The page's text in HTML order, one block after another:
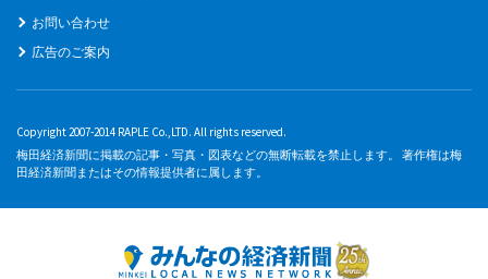
お問い合わせ
広告のご案内
Copyright 2007-2014 RAPLE Co.,LTD. All rights reserved.
梅田経済新聞に掲載の記事・写真・図表などの無断転載を禁止します。 著作権は梅
田経済新聞またはその情報提供者に属します。